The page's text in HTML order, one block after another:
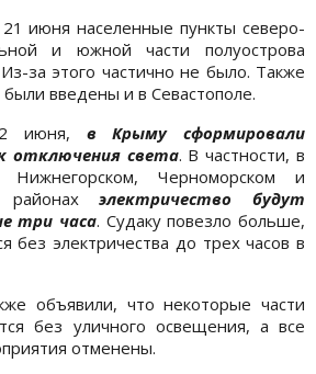
июня населенные пункты северо-
и южной части полуострова
за этого частично не было. Также
введены и в Севастополе.
июня, в Крыму сформировали
отключения света. В частности, в
Черноморском и
районахэлектричество будут
три часа. Судаку повезло больше,
без электричества до трех часов в
объявили, что некоторые части
без уличного освещения, а все
отменены.